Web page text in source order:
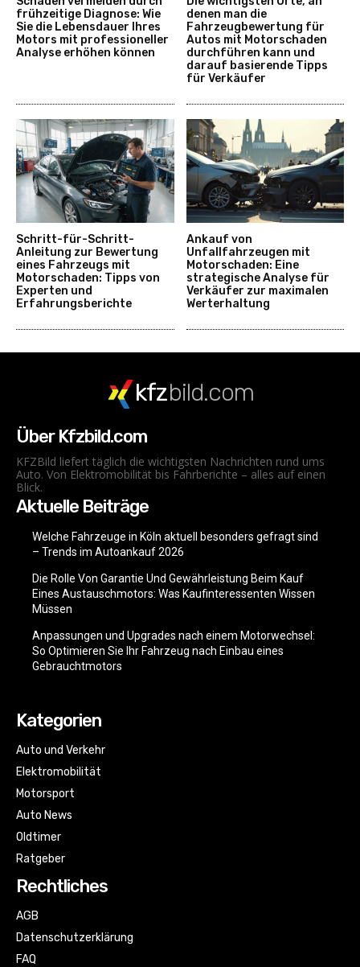
frühzeitige Diagnose: Wie
Sie die Lebensdauer Ihres
Motors mit professioneller
Analyse erhöhen können
denen man die
Fahrzeugbewertung für
Autos mit Motorschaden
durchführen kann und
darauf basierende Tipps
für Verkäufer
Schritt-für-Schritt-
Anleitung zur Bewertung
eines Fahrzeugs mit
Motorschaden: Tipps von
Experten und
Erfahrungsberichte
Ankauf von
Unfallfahrzeugen mit
Motorschaden: Eine
strategische Analyse für
Verkäufer zur maximalen
Werterhaltung
kfzbild.com
Über Kfzbild.com
KFZBild liefert täglich die wichtigsten Nachrichten rund ums
Auto. Von Elektromobilität bis Fahrberichte – alles auf einen
Blick.
Aktuelle Beiträge
Welche Fahrzeuge in Köln aktuell besonders gefragt sind
– Trends im Autoankauf 2026
Die Rolle Von Garantie Und Gewährleistung Beim Kauf
Eines Austauschmotors: Was Kaufinteressenten Wissen
Müssen
Anpassungen und Upgrades nach einem Motorwechsel:
So Optimieren Sie Ihr Fahrzeug nach Einbau eines
Gebrauchtmotors
Kategorien
Auto und Verkehr
Elektromobilität
Motorsport
Auto News
Oldtimer
Ratgeber
Rechtliches
AGB
Datenschutzerklärung
FAQ